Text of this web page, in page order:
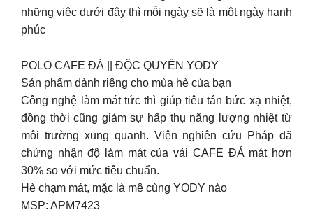
những việc dưới đây thì mỗi ngày sẽ là một ngày hạnh
phúc
POLO CAFE ĐÁ || ĐỘC QUYỀN YODY
Sản phẩm dành riêng cho mùa hè của bạn
Công nghệ làm mát tức thì giúp tiêu tán bức xạ nhiệt,
đồng thời cũng giảm sự hấp thụ năng lượng nhiệt từ
môi trường xung quanh. Viện nghiên cứu Pháp đã
chứng nhận độ làm mát của vải CAFE ĐÁ mát hơn
30% so với mức tiêu chuẩn.
Hè chạm mát, mặc là mê cùng YODY nào
MSP: APM7423